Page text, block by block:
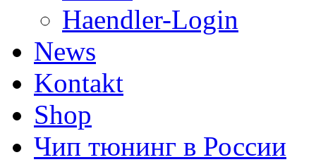
Haendler-Login
News
Kontakt
Shop
Чип тюнинг в России